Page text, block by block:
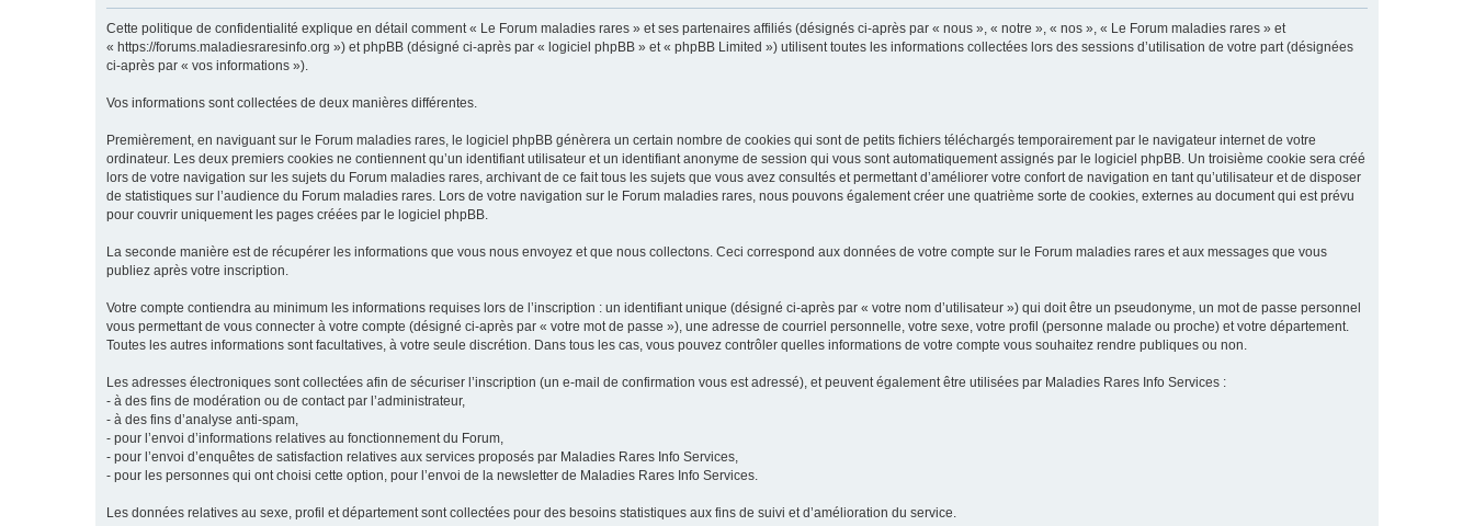
Cette politique de confidentialité explique en détail comment « Le Forum maladies rares » et ses partenaires affiliés (désignés ci-après par « nous », « notre », « nos », « Le Forum maladies rares » et
« https://forums.maladiesraresinfo.org ») et phpBB (désigné ci-après par « logiciel phpBB » et « phpBB Limited ») utilisent toutes les informations collectées lors des sessions d’utilisation de votre part (désignées
ci-après par « vos informations »).
Vos informations sont collectées de deux manières différentes.
Premièrement, en naviguant sur le Forum maladies rares, le logiciel phpBB génèrera un certain nombre de cookies qui sont de petits fichiers téléchargés temporairement par le navigateur internet de votre
ordinateur. Les deux premiers cookies ne contiennent qu’un identifiant utilisateur et un identifiant anonyme de session qui vous sont automatiquement assignés par le logiciel phpBB. Un troisième cookie sera créé
lors de votre navigation sur les sujets du Forum maladies rares, archivant de ce fait tous les sujets que vous avez consultés et permettant d’améliorer votre confort de navigation en tant qu’utilisateur et de disposer
de statistiques sur l’audience du Forum maladies rares. Lors de votre navigation sur le Forum maladies rares, nous pouvons également créer une quatrième sorte de cookies, externes au document qui est prévu
pour couvrir uniquement les pages créées par le logiciel phpBB.
La seconde manière est de récupérer les informations que vous nous envoyez et que nous collectons. Ceci correspond aux données de votre compte sur le Forum maladies rares et aux messages que vous
publiez après votre inscription.
Votre compte contiendra au minimum les informations requises lors de l’inscription : un identifiant unique (désigné ci-après par « votre nom d’utilisateur ») qui doit être un pseudonyme, un mot de passe personnel
vous permettant de vous connecter à votre compte (désigné ci-après par « votre mot de passe »), une adresse de courriel personnelle, votre sexe, votre profil (personne malade ou proche) et votre département.
Toutes les autres informations sont facultatives, à votre seule discrétion. Dans tous les cas, vous pouvez contrôler quelles informations de votre compte vous souhaitez rendre publiques ou non.
Les adresses électroniques sont collectées afin de sécuriser l’inscription (un e-mail de confirmation vous est adressé), et peuvent également être utilisées par Maladies Rares Info Services :
- à des fins de modération ou de contact par l’administrateur,
- à des fins d’analyse anti-spam,
- pour l’envoi d’informations relatives au fonctionnement du Forum,
- pour l’envoi d’enquêtes de satisfaction relatives aux services proposés par Maladies Rares Info Services,
- pour les personnes qui ont choisi cette option, pour l’envoi de la newsletter de Maladies Rares Info Services.
Les données relatives au sexe, profil et département sont collectées pour des besoins statistiques aux fins de suivi et d’amélioration du service.